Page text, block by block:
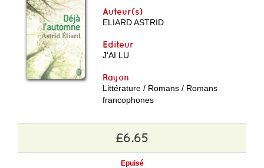
Auteur(s)
ELIARD ASTRID
Editeur
J'AI LU
Rayon
Littérature / Romans / Romans
francophones
£6.65
Epuisé